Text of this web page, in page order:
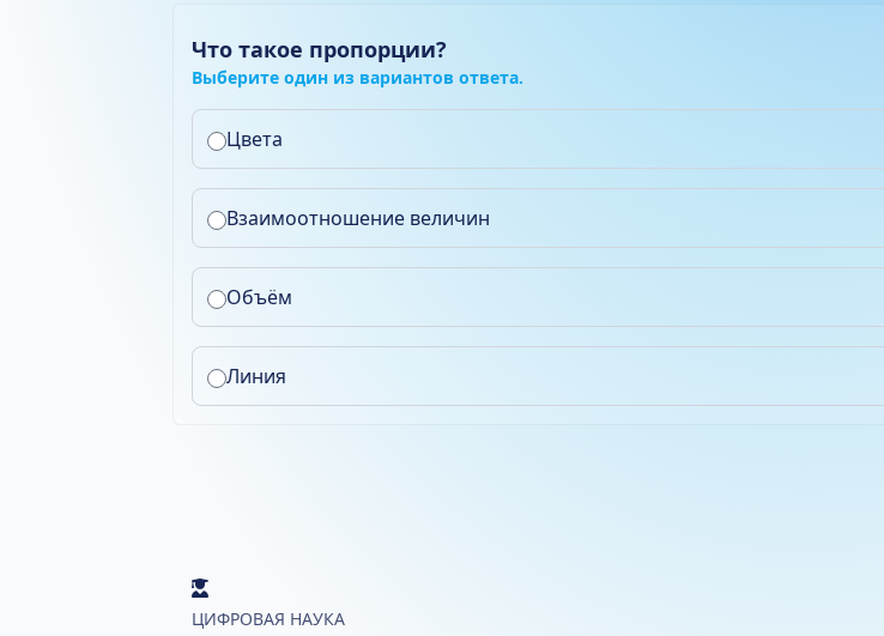
Что такое пропорции?
Выберите один из вариантов ответа.
Цвета
Взаимоотношение величин
Объём
Линия
ЦИФРОВАЯ НАУКА